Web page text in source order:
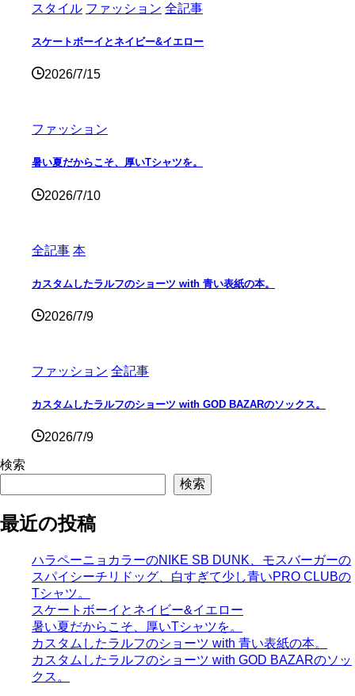
スタイル ファッション 全記事
スケートボーイとネイビー&イエロー
2026/7/15
ファッション
暑い夏だからこそ、厚いTシャツを。
2026/7/10
全記事 本
カスタムしたラルフのショーツ with 青い表紙の本。
2026/7/9
ファッション 全記事
カスタムしたラルフのショーツ with GOD BAZARのソックス。
2026/7/9
検索
検索
最近の投稿
ハラペーニョカラーのNIKE SB DUNK、モスバーガーの
スパイシーチリドッグ、白すぎて少し青いPRO CLUBの
Tシャツ。
スケートボーイとネイビー&イエロー
暑い夏だからこそ、厚いTシャツを。
カスタムしたラルフのショーツ with 青い表紙の本。
カスタムしたラルフのショーツ with GOD BAZARのソッ
クス。